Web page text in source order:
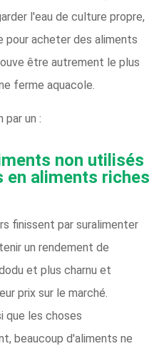
l'eau de culture propre,
pour acheter des aliments
être autrement le plus
ferme aquacole.
par un :
non utilisés
en aliments riches
finissent par suralimenter
un rendement de
et plus charnu et
prix sur le marché.
que les choses
beaucoup d'aliments ne